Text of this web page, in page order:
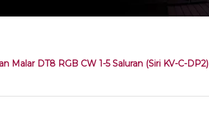
Malar DT8 RGB CW 1-5 Saluran (Siri KV-C-DP2)